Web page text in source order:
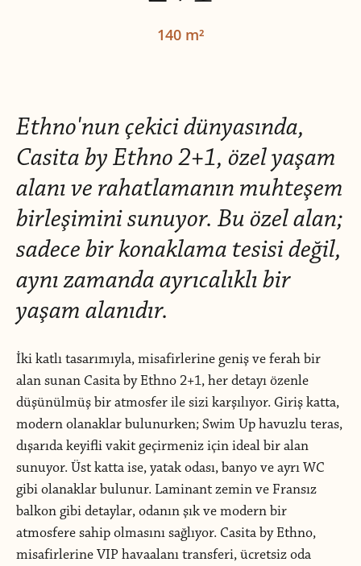
140 m²
Ethno'nun çekici dünyasında,
Casita by Ethno 2+1, özel yaşam
alanı ve rahatlamanın muhteşem
birleşimini sunuyor. Bu özel alan;
sadece bir konaklama tesisi değil,
aynı zamanda ayrıcalıklı bir
yaşam alanıdır.
İki katlı tasarımıyla, misafirlerine geniş ve ferah bir
alan sunan Casita by Ethno 2+1, her detayı özenle
düşünülmüş bir atmosfer ile sizi karşılıyor. Giriş katta,
modern olanaklar bulunurken; Swim Up havuzlu teras,
dışarıda keyifli vakit geçirmeniz için ideal bir alan
sunuyor. Üst katta ise, yatak odası, banyo ve ayrı WC
gibi olanaklar bulunur. Laminant zemin ve Fransız
balkon gibi detaylar, odanın şık ve modern bir
atmosfere sahip olmasını sağlıyor. Casita by Ethno,
misafirlerine VIP havaalanı transferi, ücretsiz oda